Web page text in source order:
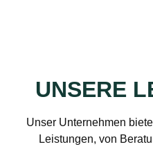
UNSERE
Unser Unternehmen
Leistungen, von